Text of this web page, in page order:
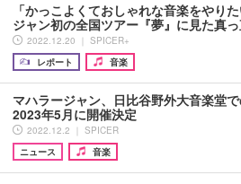
「かっこよくておしゃれな音楽をやり
ジャン初の全国ツアー『夢』に見た真
2022.12.20 ｜ SPICER+
レポート
音楽
マハラージャン、日比谷野外大音楽堂
2023年5月に開催決定
2022.12.2 ｜ SPICER
ニュース
音楽